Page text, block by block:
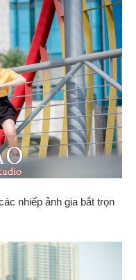
nhiếp ảnh gia bắt trọn